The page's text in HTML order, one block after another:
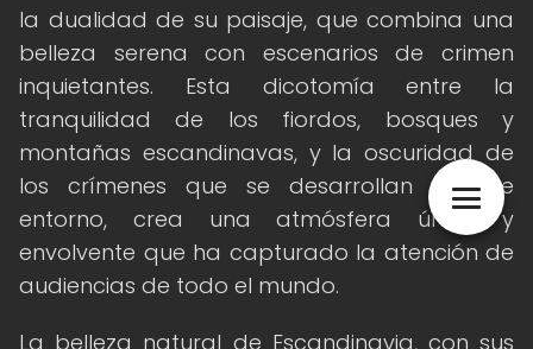
la dualidad de su paisaje, que combina una
belleza serena con escenarios de crimen
inquietantes. Esta dicotomía entre la
tranquilidad de los fiordos, bosques y
montañas escandinavas, y la oscuridad de
los crímenes que se desarrollan en ese
entorno, crea una atmósfera única y
envolvente que ha capturado la atención de
audiencias de todo el mundo.
La belleza natural de Escandinavia, con sus